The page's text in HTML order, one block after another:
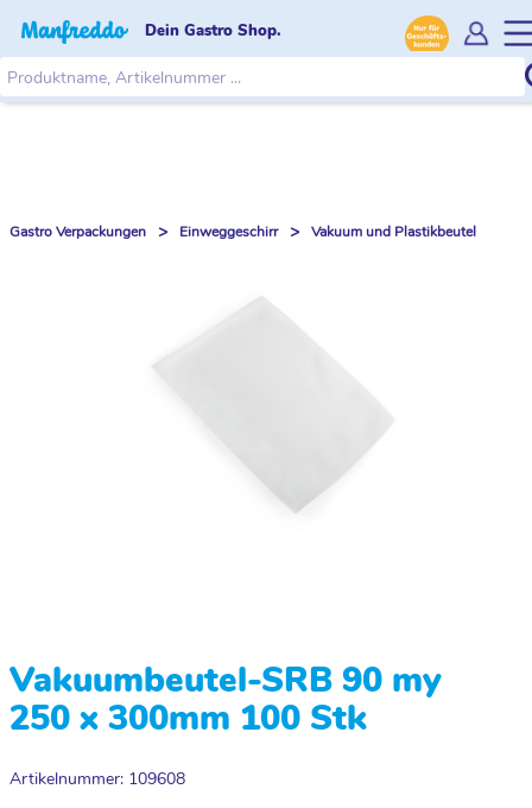
Dein Gastro Shop.
Gastro Verpackungen > Einweggeschirr > Vakuum und Plastikbeutel
Vakuumbeutel-SRB 90 my
250 x 300mm 100 Stk
Artikelnummer: 109608